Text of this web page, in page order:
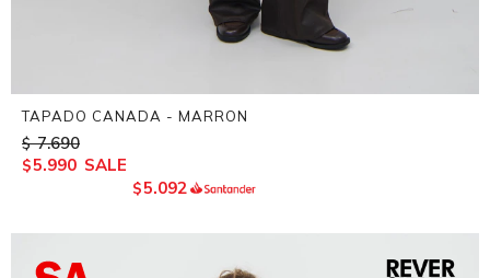
TAPADO CANADA - MARRON
$ 7.690
$5.990
$5.092